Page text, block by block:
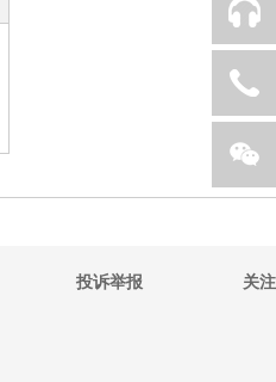
0566-2811007
投诉举报 关